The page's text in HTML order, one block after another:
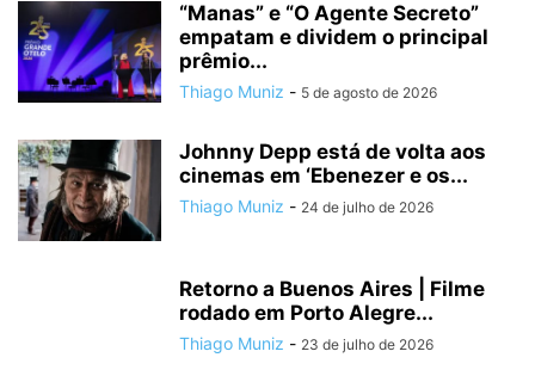
“Manas” e “O Agente Secreto”
empatam e dividem o principal
prêmio...
Thiago Muniz - 5 de agosto de 2026
Johnny Depp está de volta aos
cinemas em ‘Ebenezer e os...
Thiago Muniz - 24 de julho de 2026
Retorno a Buenos Aires | Filme
rodado em Porto Alegre...
Thiago Muniz - 23 de julho de 2026